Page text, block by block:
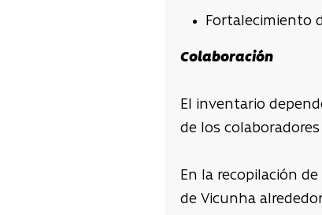
Fortalecimiento
Colaboración
El inventario
de los
En la recopilación
de Vicunha